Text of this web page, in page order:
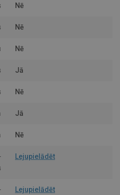
Nē
Nē
Nē
Jā
Nē
Jā
Nē
Lejupielādēt
Lejupielādēt